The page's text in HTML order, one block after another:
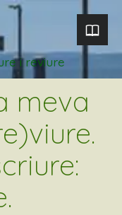
i reviure
meva